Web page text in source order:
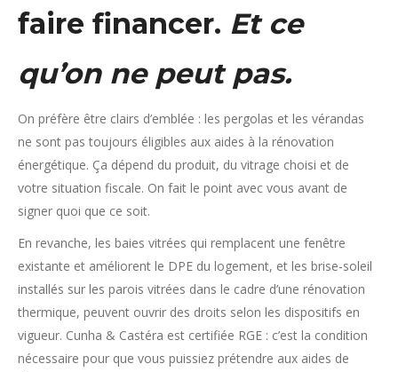
faire financer. Et ce
qu’on ne peut pas.
On préfère être clairs d’emblée : les pergolas et les vérandas
ne sont pas toujours éligibles aux aides à la rénovation
énergétique. Ça dépend du produit, du vitrage choisi et de
votre situation fiscale. On fait le point avec vous avant de
signer quoi que ce soit.
En revanche, les baies vitrées qui remplacent une fenêtre
existante et améliorent le DPE du logement, et les brise-soleil
installés sur les parois vitrées dans le cadre d’une rénovation
thermique, peuvent ouvrir des droits selon les dispositifs en
vigueur. Cunha & Castéra est certifiée RGE : c’est la condition
nécessaire pour que vous puissiez prétendre aux aides de